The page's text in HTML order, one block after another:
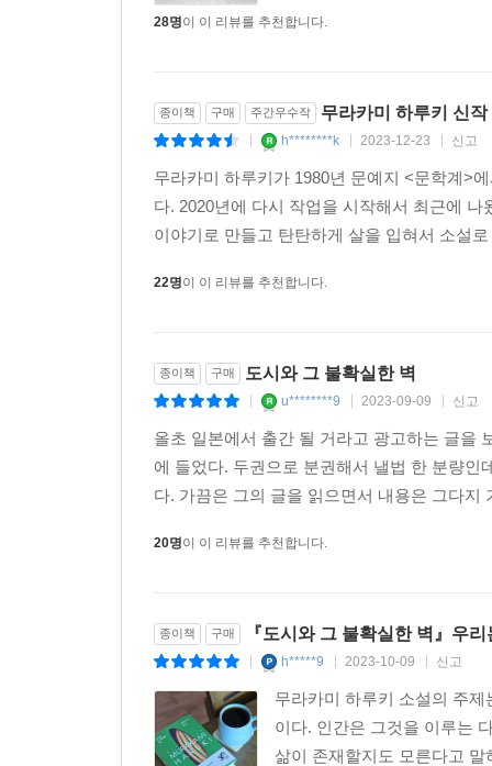
28명이 이 리뷰를 추천합니다.
종이책 구매 주간우수작 무라카미 하루키 신
h********k 2023-12-23 신고
무라카미 하루키가 1980년 문예지 <문학계>
다. 2020년에 다시 작업을 시작해서 최근에
이야기로 만들고 탄탄하게 살을 입혀서 소설
22명이 이 리뷰를 추천합니다.
종이책 구매 도시와 그 불확실한 벽
u********9 2023-09-09 신고
올초 일본에서 출간 될 거라고 광고하는 글을
에 들었다. 두권으로 분권해서 낼법 한 분량
다. 가끔은 그의 글을 읽으면서 내용은 그다
20명이 이 리뷰를 추천합니다.
종이책 구매 『도시와 그 불확실한 벽』우
h*****9 2023-10-09 신고
무라카미 하루키 소설의 주
이다. 인간은 그것을 이루는
삶이 존재할지도 모른다고